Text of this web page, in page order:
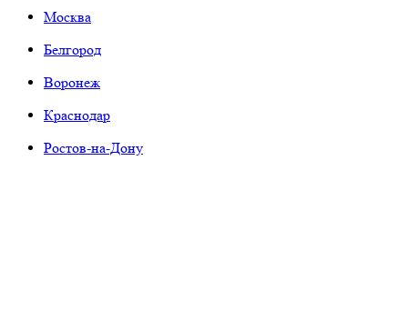
Москва
Белгород
Воронеж
Краснодар
Ростов-на-Дону